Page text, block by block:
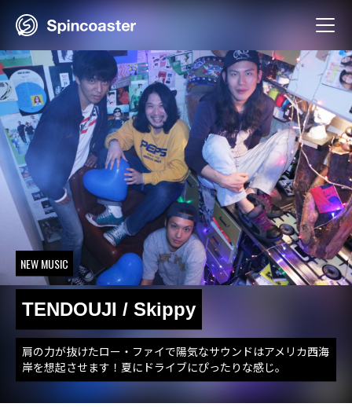
NEW MUSIC
TENDOUJI / Skippy
肩の力が抜けたロー・ファイで陽気なサウンドはアメリカ西海
岸を想起させます！夏にドライブにぴったりな感じ。